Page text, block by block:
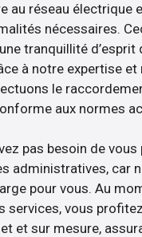
au réseau électrique
nécessaires.
tranquillité d’esprit
à notre expertise
le
aux normes
pas besoin de
administratives, car
pour vous. Au
services, vous
et sur mesure,